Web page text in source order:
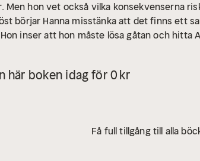
Men hon vet också vilka konsekvenserna
börjar Hanna misstänka att det finns ett
inser att hon måste lösa gåtan och hitta
en spännande deckare som utspelar sig
helt enkelt.”
här boken idag för 0 kr
Få full tillgång till alla